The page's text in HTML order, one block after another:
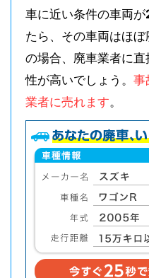
車に近い条件の車両が
たら、その車両はほ
の場合、廃車業者に
性が高いでしょう。 事
業者に売れます。